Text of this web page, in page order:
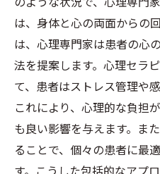
は、身体と心の両面からの
は、心理専門家は患者の心
法を提案します。心理セラ
て、患者はストレス管理や
これにより、心理的な負担
も良い影響を与えます。ま
ることで、個々の患者に最
す。こうした包括的なアプ